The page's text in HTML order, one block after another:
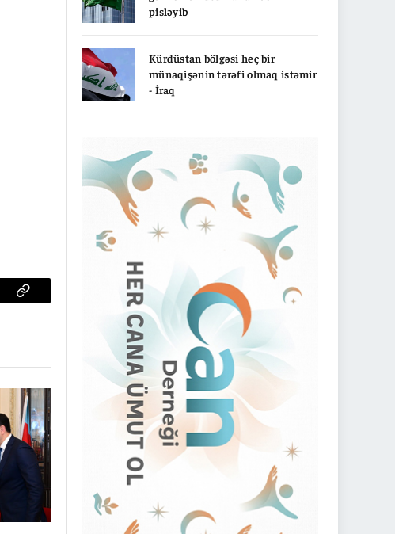
Copy
pisləyib
Kürdüstan bölgəsi heç bir
münaqişənin tərəfi olmaq istəmir
- İraq